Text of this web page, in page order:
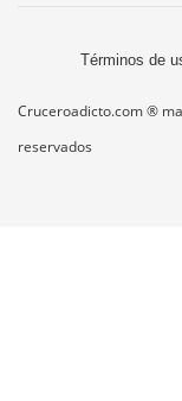
Términos de
Cruceroadicto.com ®
reservados